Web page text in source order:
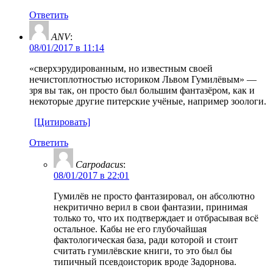
Ответить
ANV:
08/01/2017 в 11:14
«сверхэрудированным, но известным своей
нечистоплотностью историком Львом Гумилёвым» —
зря вы так, он просто был большим фантазёром, как и
некоторые другие питерские учёные, например зоологи.
[Цитировать]
Ответить
Carpodacus:
08/01/2017 в 22:01
Гумилёв не просто фантазировал, он абсолютно
некритично верил в свои фантазии, принимая
только то, что их подтверждает и отбрасывая всё
остальное. Кабы не его глубочайшая
фактологическая база, ради которой и стоит
считать гумилёвские книги, то это был бы
типичный псевдоисторик вроде Задорнова.